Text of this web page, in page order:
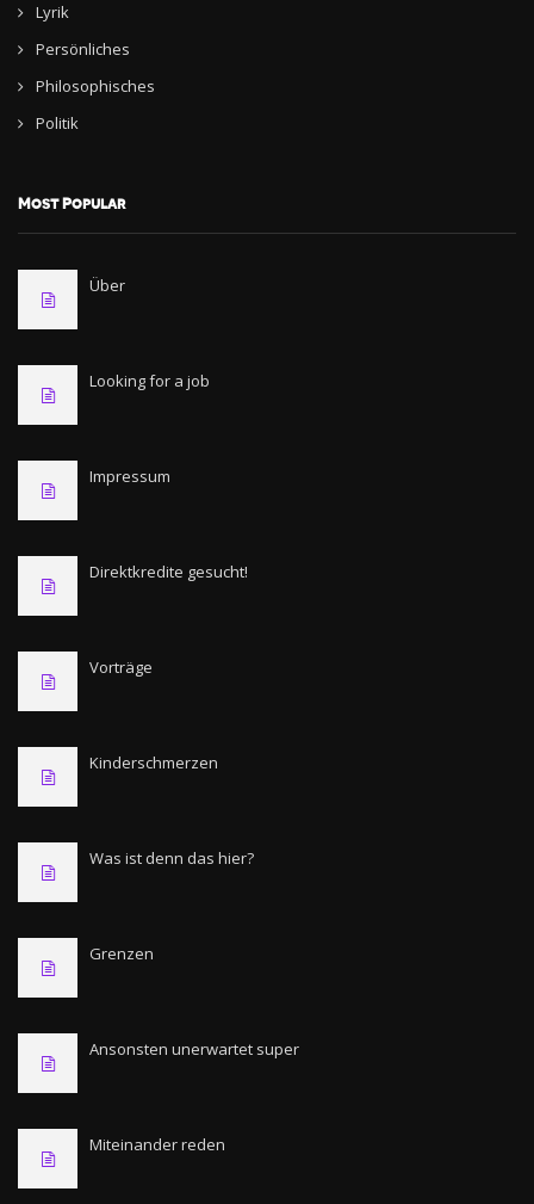
Lyrik
Persönliches
Philosophisches
Politik
Most Popular
Über
Looking for a job
Impressum
Direktkredite gesucht!
Vorträge
Kinderschmerzen
Was ist denn das hier?
Grenzen
Ansonsten unerwartet super
Miteinander reden